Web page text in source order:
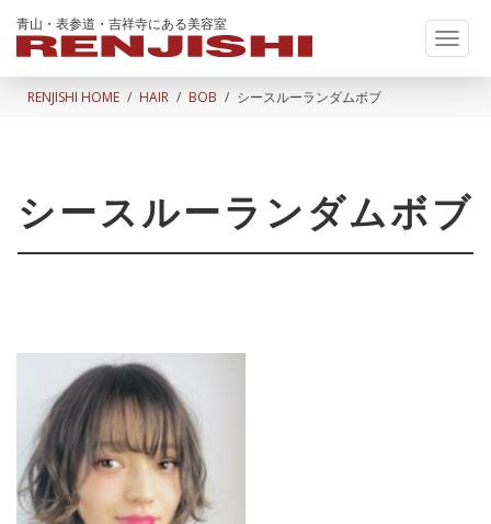
青山・表参道・吉祥寺にある美容室
RENJISHI HOME HAIR BOB シースルーランダムボブ
シースルーランダムボブ